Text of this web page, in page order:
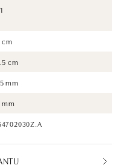
cm
cm
mm
mm